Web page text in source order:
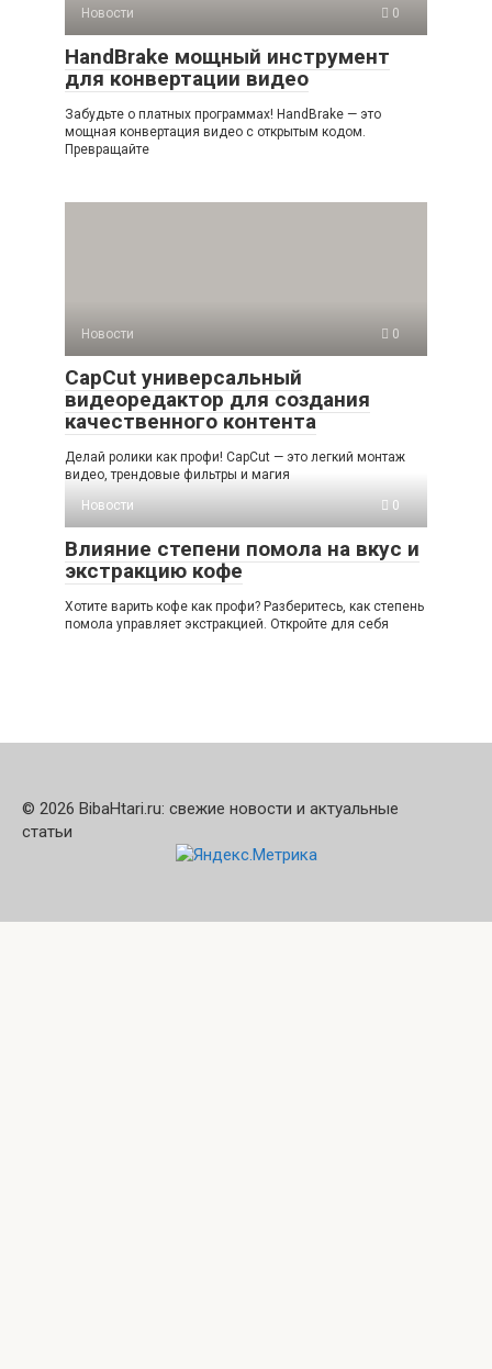
Новости 0
HandBrake мощный инструмент
для конвертации видео
Забудьте о платных программах! HandBrake — это
мощная конвертация видео с открытым кодом.
Превращайте
Новости 0
CapCut универсальный
видеоредактор для создания
качественного контента
Делай ролики как профи! CapCut — это легкий монтаж
видео, трендовые фильтры и магия
Новости
0
Влияние степени помола на вкус и
экстракцию кофе
Хотите варить кофе как профи? Разберитесь, как степень
помола управляет экстракцией. Откройте для себя
© 2026 BibaHtari.ru: свежие новости и актуальные
статьи